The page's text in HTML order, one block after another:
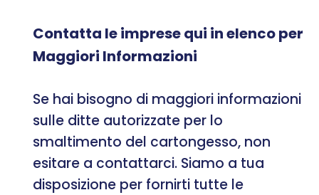
Contatta le imprese qui in elenco per
Maggiori Informazioni
Se hai bisogno di maggiori informazioni
sulle ditte autorizzate per lo
smaltimento del cartongesso, non
esitare a contattarci. Siamo a tua
disposizione per fornirti tutte le